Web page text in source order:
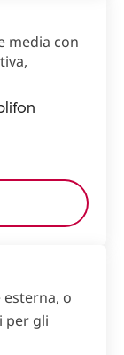
media con
o
per gli